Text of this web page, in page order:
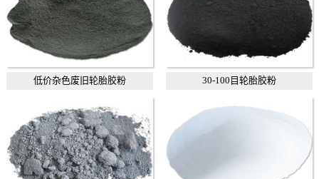
低价杂色废旧轮胎胶粉 30-100目轮胎胶粉